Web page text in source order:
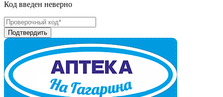
Код введен неверно